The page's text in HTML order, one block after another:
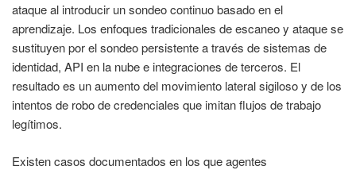
ataque al introducir un sondeo continuo basado en el
aprendizaje. Los enfoques tradicionales de escaneo y ataque se
sustituyen por el sondeo persistente a través de sistemas de
identidad, API en la nube e integraciones de terceros. El
resultado es un aumento del movimiento lateral sigiloso y de los
intentos de robo de credenciales que imitan flujos de trabajo
legítimos.
Existen casos documentados en los que agentes